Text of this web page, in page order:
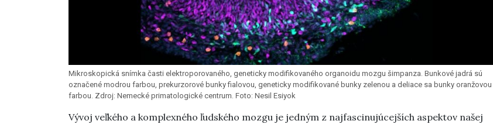
Mikroskopická snímka časti elektroporovaného, geneticky modifikovaného organoidu mozgu šimpanza. Bunkové jadrá sú
označené modrou farbou, prekurzorové bunky fialovou, geneticky modifikované bunky zelenou a deliace sa bunky oranžovou
farbou. Zdroj: Nemecké primatologické centrum. Foto: Nesil Esiyok
Vývoj veľkého a komplexného ľudského mozgu je jedným z najfascinujúcejších aspektov našej